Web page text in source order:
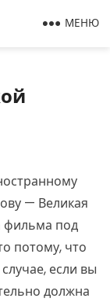
МЕНЮ
— Великая
фильма под
потому, что
если вы
должна